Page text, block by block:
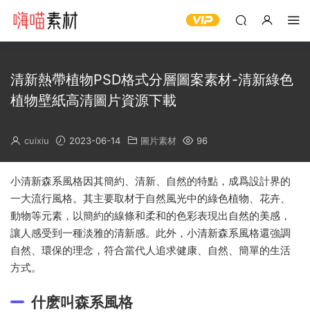
清新熱帶植物PSD格式分層圖案素材-清新綠色
植物壁紙高清圖片資源下載
cuixiu 2023-06-14 圖片素材 96
小清新森系風格因其簡約、清新、自然的特點，成爲設計界的
一大流行風格。其主要取材于自然風光中的綠色植物、花卉、
動物等元素，以簡約的線條和柔和的色彩表現出自然的美感，
讓人感受到一種淡雅的清新感。此外，小清新森系風格還強調
自然、環保的理念，符合當代人追求健康、自然、簡單的生活
方式。
什麽叫森系風格